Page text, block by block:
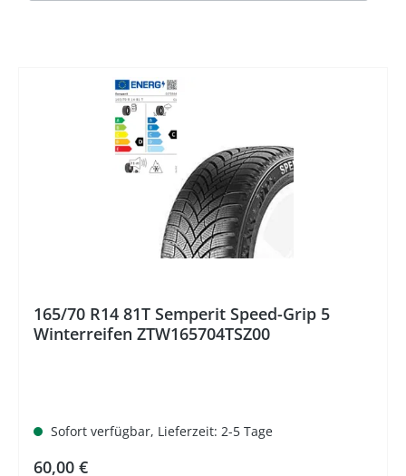
165/70 R14 81T Semperit Speed-Grip 5
Winterreifen ZTW165704TSZ00
Sofort verfügbar, Lieferzeit: 2-5 Tage
Regulärer Preis:
60,00 €